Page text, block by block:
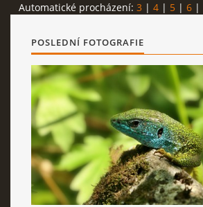
Milan Hořejší © 2026 eStránky.cz |RSS
Aktualizováno: 11. 12. 2025|
Automatické procházení: 3 | 4 | 5 | 6 |
POSLEDNÍ FOTOGRAFIE